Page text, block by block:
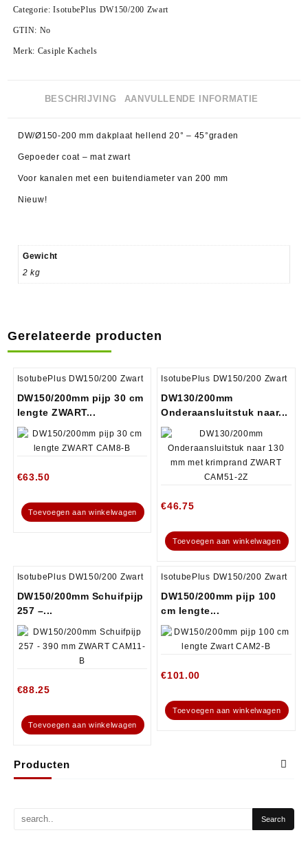
Producten
Categorie:IsotubePlus DW150/200 Zwart
GTIN: No
Merk: Casiple Kachels
BESCHRIJVING AANVULLENDE INFORMATIE
DW/Ø150-200 mm dakplaat hellend 20° – 45°graden
Gepoeder coat – mat zwart
Voor kanalen met een buitendiameter van 200 mm
Nieuw!
Gewicht
2 kg
Gerelateerde producten
IsotubePlus DW150/200 Zwart
DW150/200mm pijp 30 cm
lengte ZWART...
€63.50
Toevoegen aan winkelwagen
IsotubePlus DW150/200 Zwart
DW130/200mm
Onderaansluitstuk naar...
€46.75
Toevoegen aan winkelwagen
IsotubePlus DW150/200 Zwart
DW150/200mm Schuifpijp
257 –...
€88.25
Toevoegen aan winkelwagen
IsotubePlus DW150/200 Zwart
DW150/200mm pijp 100
cm lengte...
€101.00
Toevoegen aan winkelwagen